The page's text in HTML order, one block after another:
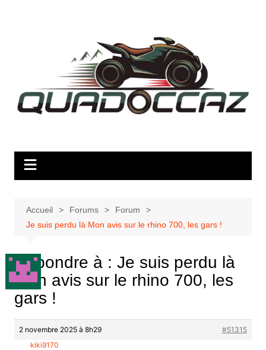
Accueil Forums
Forum
Je suis perdu là Mon avis sur le rhino 700, les gars !
Répondre à : Je suis perdu là
Mon avis sur le rhino 700, les
gars !
2 novembre 2025 à 8h29
#51315
kiki9170